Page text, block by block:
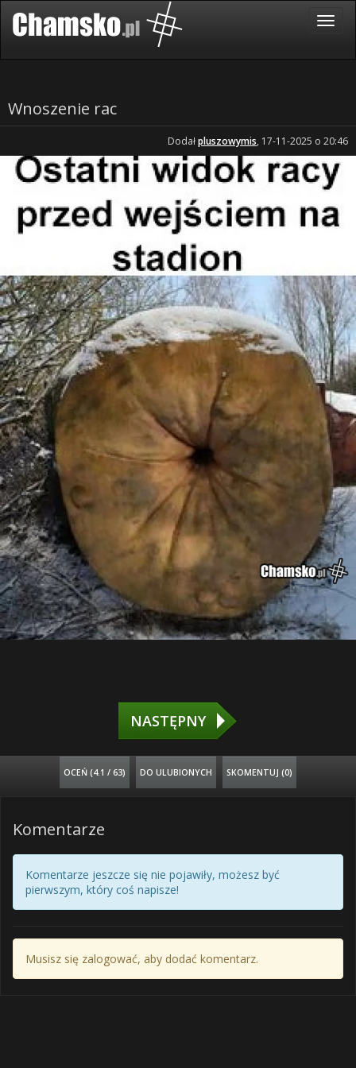
Wnoszenie rac
Dodałpluszowymis, 17-11-2025 o 20:46
NASTĘPNY
OCEŃ (4.1 / 63) DO ULUBIONYCH SKOMENTUJ (0)
Komentarze
Komentarze jeszcze się nie pojawiły, możesz być
pierwszym, który coś napisze!
Musisz się zalogować, aby dodać komentarz.